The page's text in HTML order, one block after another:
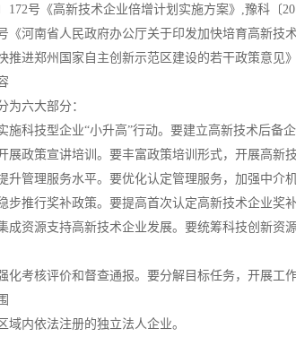
172号《高新技术企业倍增计划实施方案》,豫科〔
号《河南省人民政府办公厅关于印发加快培育高新
推进郑州国家自主创新示范区建设的若干政策意见》
为六大部分：
施科技型企业“小升高”行动。要建立高新技术后备
展政策宣讲培训。要丰富政策培训形式，开展高新
升管理服务水平。要优化认定管理服务，加强中介机
步推行奖补政策。要提高首次认定高新技术企业奖
成资源支持高新技术企业发展。要统筹科技创新资
化考核评价和督查通报。要分解目标任务，开展工
域内依法注册的独立法人企业。